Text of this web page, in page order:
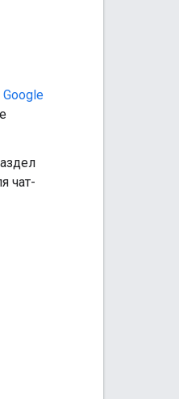
Google
чат-